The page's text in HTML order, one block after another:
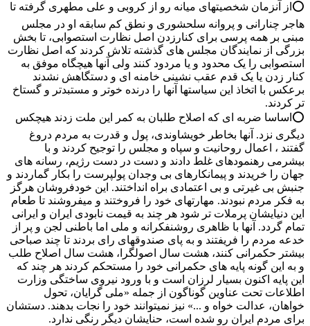
⭕️از آنزمان شخصیتهای میانه رو از کروبی و علی مطهری گرفته تا
هاجر چنارانی و پروانه سلحشوری و نطق کم سابقه او در مجلس
مبنی بر همه پرسی برای کنارزدن اصل نظارت استصوابی، تا بخش
بزرگی از نمایندگان مجلس های گذشته تلاش کردند که اصل نظارت
استصوابی را یک محدود و یا مردود کنند ولی آنها هیچگاه موفق به
کنار زدن یا یک قدم عقب نشینی خامنه ای و دستگاهش نشدند
برعکس با اتخاذ این سیاستها آنها را درنده خوتر و مستبدتر و گستاخ
تر کردند.
⭕️اساسا ضربه ای که اصلاح طلبان به کمر این ملت زدند هیچکس
دیگری نزد. آنها بخاطر خویشاوندی، پول و قدرت به مردم دروغ
گفتند ، اعمال روحانیت و سپاه و مجلس را توجیح کردند و با
بیشرمی رهنمودهای غلط دادند و دست در دست رژیم، رسانه های
جهان را خریدند و پیمانکارهای بی وجدان پولپرست را بکار گماردند و
جنبش بی غیرتی و بی اعتمادی براه انداختند. این خودفروشان هرگز
به فکر مردم نبودند. مهارتهای خود را فروختند و میفروشند تا طعام
این دنیایشان پرملات تر شود هر چند به قیمت نابودی ایران و ایرانی
تمام گردد. آنها با ظاهری روشنفکرانه و ملی اما باطنی لجن و پر از
خدعه مردم را فریفتند و به پای صندوقهای رای بردند تا چند صباحی
بیشتر حکمرانی کنند، هشت سال اصولگرا، هشت سال اصلاح طلب
و به این گونه پایه های حکمرانی خود را مستحکم کردند هر چند که
این پایه اکنون بسیار لرزان است و با ورود نیروی ساختگی وزارت
اطلاعات تحت عناوین گوناگون از جمله «ملی گرایان، تحول
خواهان، عدالت خواه و ...» نیز نمیتوانند خود را نجات بدهند. دستشان
برای مردم ایران رو شده است، حنایشان دیگر رنگی ندارد.